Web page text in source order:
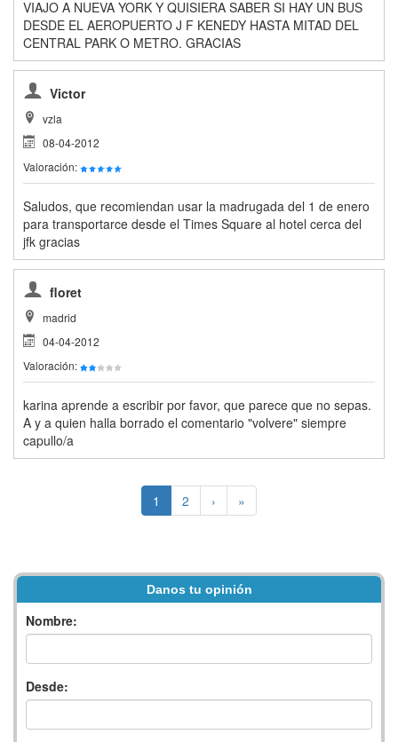
VIAJO A NUEVA YORK Y QUISIERA SABER SI HAY UN BUS
DESDE EL AEROPUERTO J F KENEDY HASTA MITAD DEL
CENTRAL PARK O METRO. GRACIAS
Victor
vzla
08-04-2012
Valoración:
Saludos, que recomiendan usar la madrugada del 1 de enero
para transportarce desde el Times Square al hotel cerca del
jfk gracias
floret
madrid
04-04-2012
Valoración:
karina aprende a escribir por favor, que parece que no sepas.
A y a quien halla borrado el comentario "volvere" siempre
capullo/a
1 2 › »
Danos tu opinión
Nombre:
Desde: